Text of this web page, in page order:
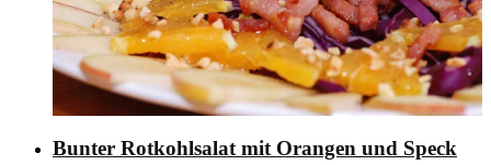
Bunter Rotkohlsalat mit Orangen und Speck